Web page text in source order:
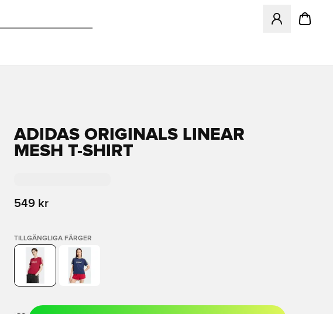
Öppnar en
ADIDAS ORIGINALS LINEAR
MESH T-SHIRT
549 kr
TILLGÄNGLIGA FÄRGER